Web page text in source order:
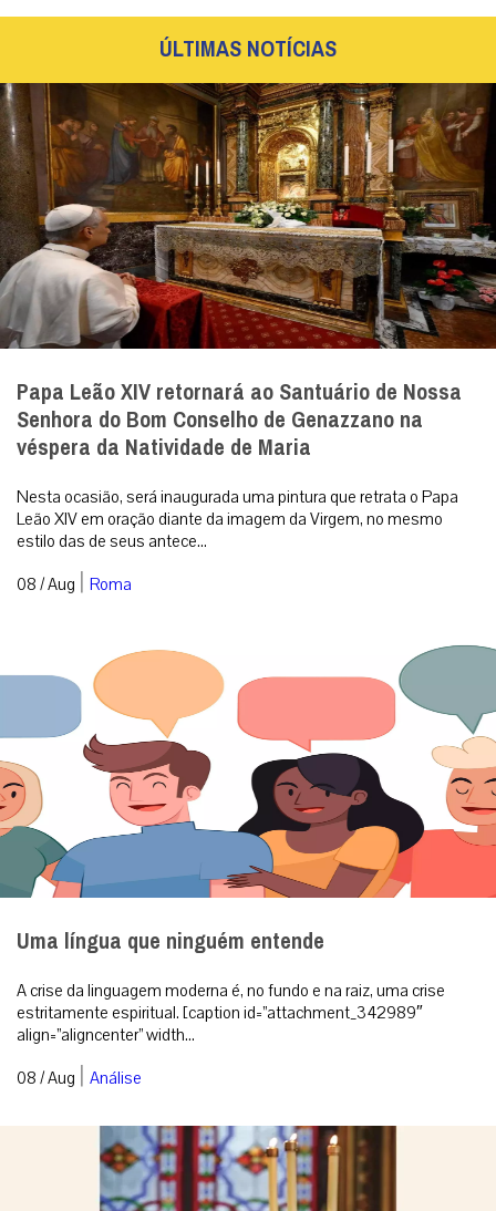
ÚLTIMAS NOTÍCIAS
Papa Leão XIV retornará ao Santuário de Nossa
Senhora do Bom Conselho de Genazzano na
véspera da Natividade de Maria
Nesta ocasião, será inaugurada uma pintura que retrata o Papa
Leão XIV em oração diante da imagem da Virgem, no mesmo
estilo das de seus antece...
08 / Aug | Roma
Uma língua que ninguém entende
A crise da linguagem moderna é, no fundo e na raiz, uma crise
estritamente espiritual. [caption id=”attachment_342989″
align=”aligncenter” width...
08 / Aug | Análise